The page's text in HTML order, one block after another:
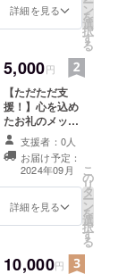
す。 車を持って
野市または安曇
野市近辺在住の
方」に限定させ
ていただきま
す。 [内容] ・ご
支援者様のお名
前や企業ロゴ、
広告をHome
Japanのボード
・掲載サイズ：
A4 サイズまで
示開始から1年 ※
物件探しやリ
詳細を見る ン
を
選
択
す
る
5,000円
【ただただ支
援！】心を込め
たお礼のメッ
セージと進捗報
告をお送りいた
します。 ※進捗
報告は、登録い
ただいたメール
アドレスに送付
ほどの予定）。
支援者：0人
お届け予定：
2024年09月
詳細を見る
こ
の
リ
タ
ー
ン
を
選
択
す
る
10,000円